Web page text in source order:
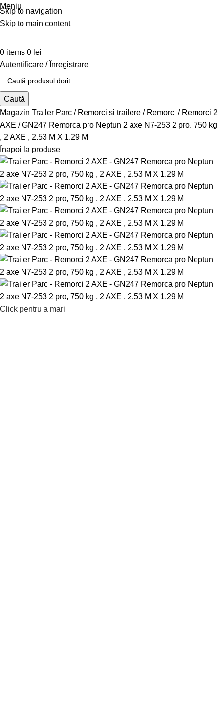
Skip to navigation
Skip to main content
Meniu
0 items 0 lei
Autentificare / Înregistrare
Caută
Magazin Trailer Parc
Remorci si trailere Remorci
Remorci 2
AXE
GN247 Remorca pro Neptun 2 axe N7-253 2 pro, 750 kg
, 2 AXE , 2.53 M X 1.29 M
Înapoi la produse
Click pentru a mari